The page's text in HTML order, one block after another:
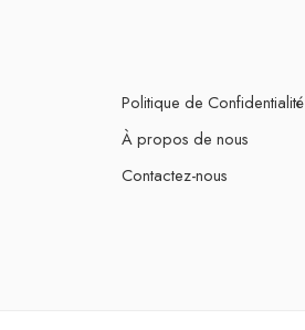
Politique de Confidentialité
À propos de nous
Contactez-nous